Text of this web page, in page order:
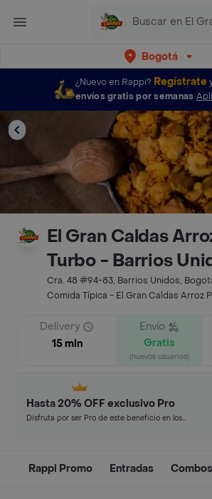
Bogotá
¿Nuevo en Rappi? Regístrate
envíos gratis por semanas
El Gran Caldas
Turbo - Barrios
Cra. 48 #94-83, Barrios Unidos,
Comida Típica - El Gran Caldas Arroz
Delivery
15 min
Envío
Gratis
(nuevos usuarios)
Hasta 20% OFF exclusivo Pro
Disfruta por ser Pro de este beneficio en los
Rappi Promo Entradas